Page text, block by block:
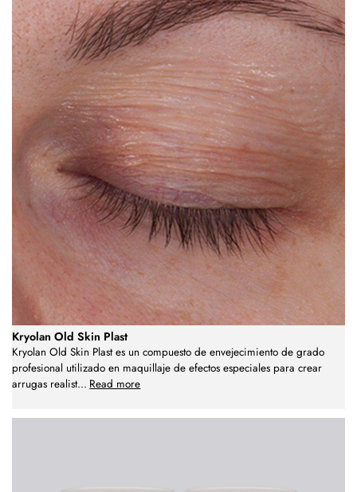
Kryolan Old Skin Plast
Kryolan Old Skin Plast es un compuesto de envejecimiento de grado
profesional utilizado en maquillaje de efectos especiales para crear
arrugas realist... Read more